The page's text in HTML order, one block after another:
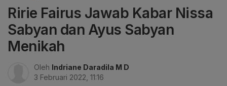
Ririe Fairus Jawab Kabar Nissa
Sabyan dan Ayus Sabyan
Menikah
Oleh Indriane Daradila M D
3 Februari 2022, 11:16